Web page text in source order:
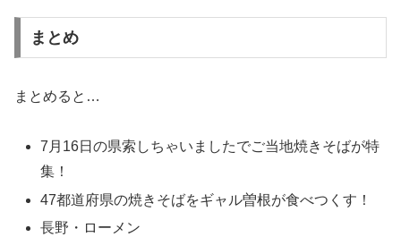
まとめ
まとめると…
7月16日の県索しちゃいましたでご当地焼きそばが特
集！
47都道府県の焼きそばをギャル曽根が食べつくす！
長野・ローメン